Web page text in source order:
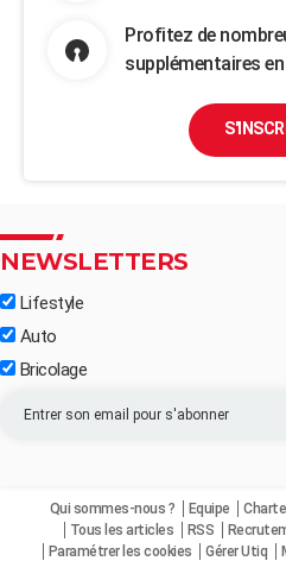
Profitez de
supplémentaires
NEWSLETTERS
Lifestyle
Auto
Bricolage
Qui sommes-nous ? Equipe
Tous les articles
RSS
Paramétrer les cookies
Gérer Utiq